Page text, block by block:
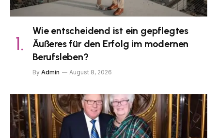
Wie entscheidend ist ein gepflegtes
Äußeres für den Erfolg im modernen
Berufsleben?
By Admin August 8, 2026